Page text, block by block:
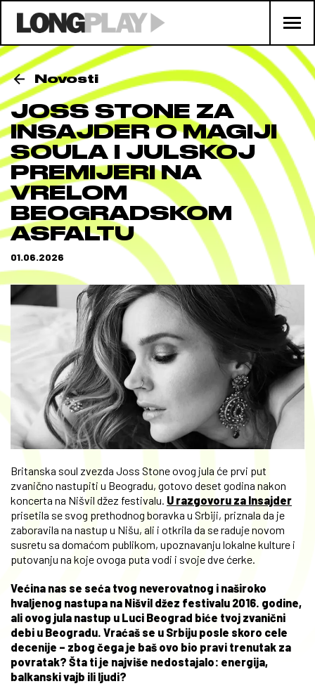
Novosti
JOSS STONE ZA
INSAJDER O MAGIJI
SOULA I JULSKOJ
PREMIJERI NA
VRELOM
BEOGRADSKOM
ASFALTU
01.06.2026
Britanska soul zvezda Joss Stone ovog jula će prvi put
zvanično nastupiti u Beogradu, gotovo deset godina nakon
koncerta na Nišvil džez festivalu. U razgovoru za Insajder
prisetila se svog prethodnog boravka u Srbiji, priznala da je
zaboravila na nastup u Nišu, ali i otkrila da se raduje novom
susretu sa domaćom publikom, upoznavanju lokalne kulture i
putovanju na koje ovoga puta vodi i svoje dve ćerke.
Većina nas se seća tvog neverovatnog i naširoko
hvaljenog nastupa na Nišvil džez festivalu 2016. godine,
ali ovog jula nastup u Luci Beograd biće tvoj zvanični
debi u Beogradu. Vraćaš se u Srbiju posle skoro cele
decenije – zbog čega je baš ovo bio pravi trenutak za
povratak? Šta ti je najviše nedostajalo: energija,
balkanski vajb ili ljudi?